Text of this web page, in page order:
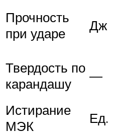
Прочность
при ударе
Дж
Твердость по
карандашу
—
Истирание
МЭК
Ед.